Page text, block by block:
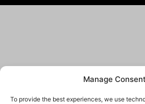
Manage Consent
To provide the best experiences, we use